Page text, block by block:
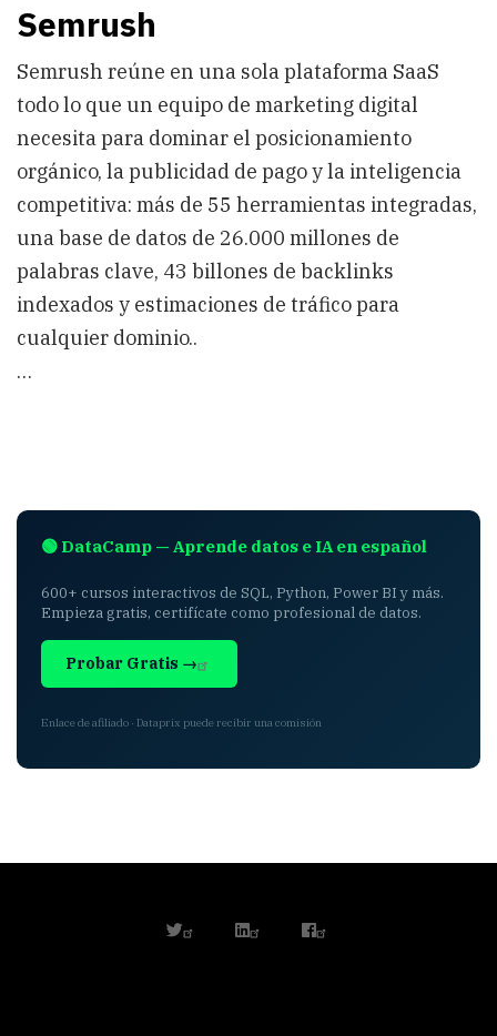
Semrush
Semrush reúne en una sola plataforma SaaS
todo lo que un equipo de marketing digital
necesita para dominar el posicionamiento
orgánico, la publicidad de pago y la inteligencia
competitiva: más de 55 herramientas integradas,
una base de datos de 26.000 millones de
palabras clave, 43 billones de backlinks
indexados y estimaciones de tráfico para
cualquier dominio..
…
🟢 DataCamp — Aprende datos e IA en español
600+ cursos interactivos de SQL, Python, Power BI y más.
Empieza gratis, certifícate como profesional de datos.
Probar Gratis →
Enlace de afiliado · Dataprix puede recibir una comisión
twitterlinkedinfacebook